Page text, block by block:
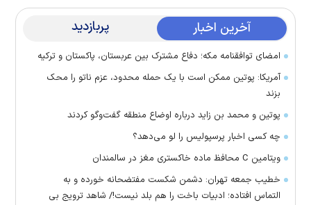
آخرین اخبار پربازدید
امضای توافقنامه مکه؛ دفاع مشترک بین عربستان، پاکستان و ترکیه
آمریکا: پوتین ممکن است با یک حمله محدود، عزم ناتو را محک
بزند
پوتین و محمد بن زاید درباره اوضاع منطقه گفت‌وگو کردند
چه کسی اخبار پرسپولیس را لو می‌دهد؟
ویتامین C محافظ ماده خاکستری مغز در سالمندان
خطیب جمعه تهران: دشمن شکست مفتضحانه خورده و به
التماس افتاده؛ ادبیات باخت را هم بلد نیست!/ شاهد ترویج بی